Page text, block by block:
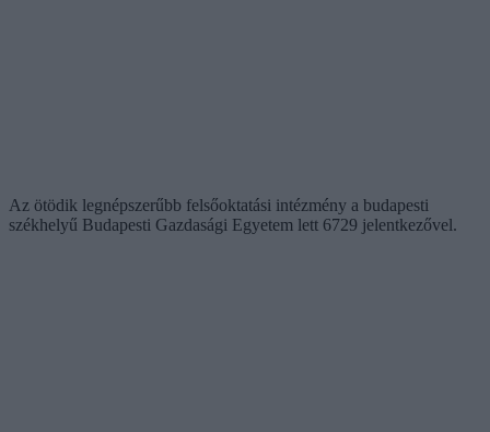
Az ötödik legnépszerűbb felsőoktatási intézmény a budapesti
székhelyű Budapesti Gazdasági Egyetem lett 6729 jelentkezővel.